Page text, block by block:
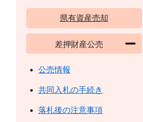
県有資産売却
差押財産公売
公売情報
共同入札の手続き
落札後の注意事項